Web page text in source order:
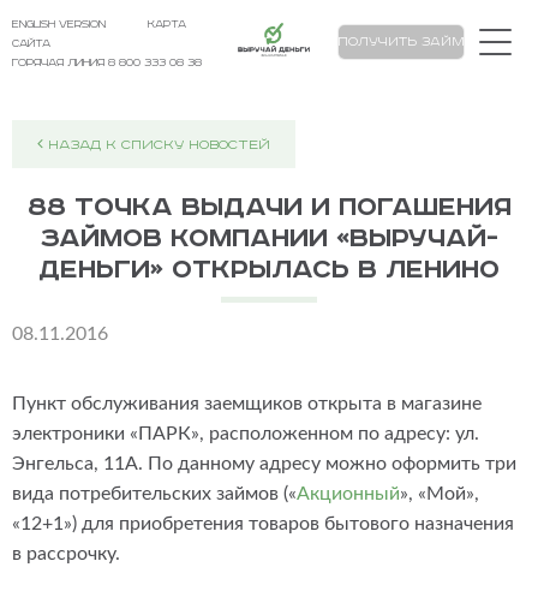
english version
карта
сайта
Горячая линия 8 800 333 08 38
Выручай Деньги Получить займ
НАЗАД К СПИСКУ НОВОСТЕЙ
88 точка выдачи и погашения
займов компании «Выручай-
Деньги» открылась в Ленино
08.11.2016
Пункт обслуживания заемщиков открыта в магазине
электроники «ПАРК», расположенном по адресу: ул.
Энгельса, 11А. По данному адресу можно оформить три
вида потребительских займов («Акционный», «Мой»,
«12+1») для приобретения товаров бытового назначения
в рассрочку.